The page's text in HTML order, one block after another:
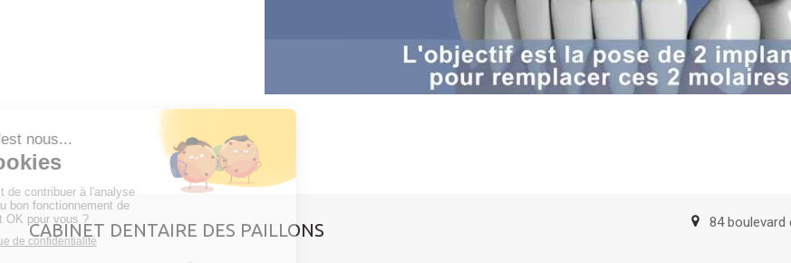
CABINET DENTAIRE DES PAILLONS 84 boulevard